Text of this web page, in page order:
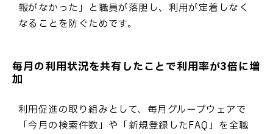
報がなかった」と職員が落胆し、利用が定着しなく
なることを防ぐためです。
毎月の利用状況を共有したことで利用率が3倍に増
加
利用促進の取り組みとして、毎月グループウェアで
「今月の検索件数」や「新規登録したFAQ」を全職